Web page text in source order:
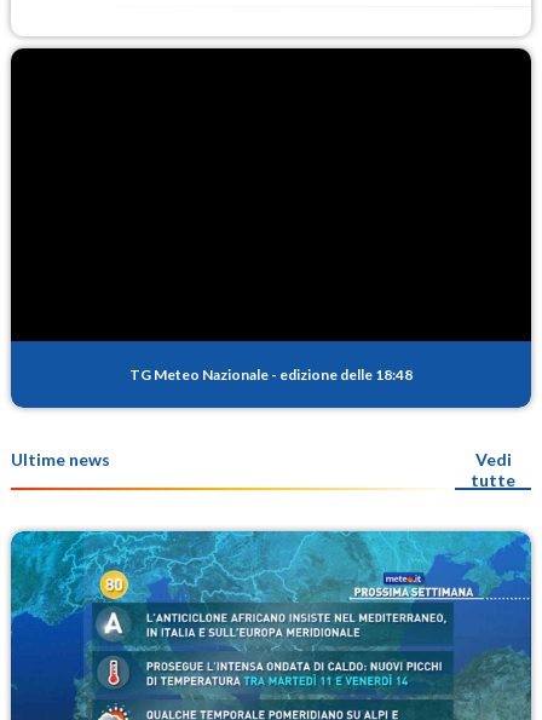
TG Meteo Nazionale - edizione delle 18:48
Ultime news
Vedi
tutte